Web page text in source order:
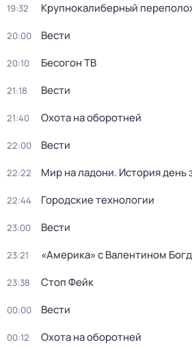
19:32 Крупнокалиберный
20:00 Вести
20:10 Бесогон ТВ
21:18 Вести
21:40 Охота на оборотней
22:00 Вести
22:22 Мир на ладони. История день
22:44 Городские технологии
23:00 Вести
23:21 «Америка» с Валентином
23:38 Стоп Фейк
00:00 Вести
00:12 Охота на оборотней